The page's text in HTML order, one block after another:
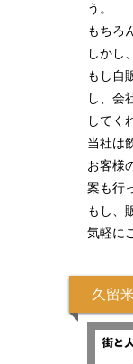
う。
もちろ
しかし
もし自
し、会
してく
当社は
お客様
案も行
もし、
気軽に
久留